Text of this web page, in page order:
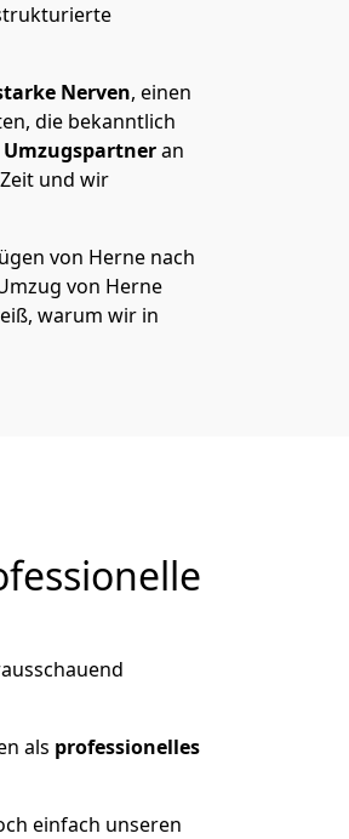
Nerven, einen
die bekanntlich
an
und wir
von Herne nach
von Herne
warum wir in
als professionelles
einfach unseren